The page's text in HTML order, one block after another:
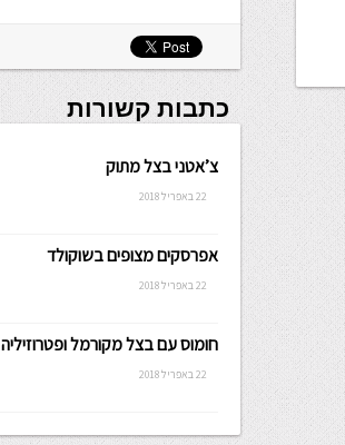
כתבות קשורות
צ’אטני בצל מתוק
22 באפריל 2018
אפרסקים מצופים בשוקולד
22 באפריל 2018
חומוס עם בצל מקורמל ופטרוזיליה
22 באפריל 2018